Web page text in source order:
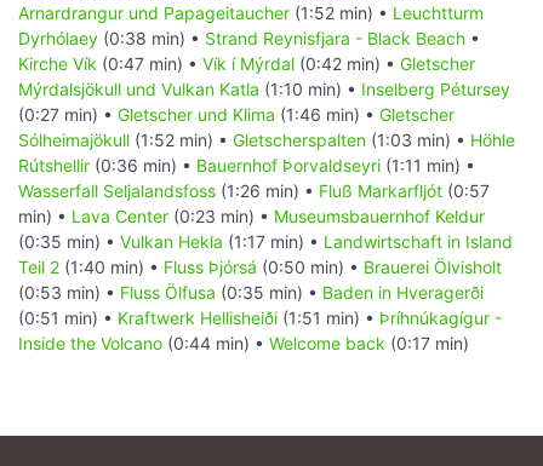
Arnardrangur und Papageitaucher (1:52 min) • Leuchtturm
Dyrhólaey (0:38 min) • Strand Reynisfjara - Black Beach •
Kirche Vík (0:47 min) • Vík í Mýrdal (0:42 min) • Gletscher
Mýrdalsjökull und Vulkan Katla (1:10 min) • Inselberg Pétursey
(0:27 min) • Gletscher und Klima (1:46 min) • Gletscher
Sólheimajökull (1:52 min) • Gletscherspalten (1:03 min) • Höhle
Rútshellir (0:36 min) • Bauernhof Þorvaldseyri (1:11 min) •
Wasserfall Seljalandsfoss (1:26 min) • Fluß Markarfljót (0:57
min) • Lava Center (0:23 min) • Museumsbauernhof Keldur
(0:35 min) • Vulkan Hekla (1:17 min) • Landwirtschaft in Island
Teil 2 (1:40 min) • Fluss Þjórsá (0:50 min) • Brauerei Ölvisholt
(0:53 min) • Fluss Ölfusa (0:35 min) • Baden in Hveragerði
(0:51 min) • Kraftwerk Hellisheiði (1:51 min) • Þríhnúkagígur -
Inside the Volcano (0:44 min) • Welcome back (0:17 min)